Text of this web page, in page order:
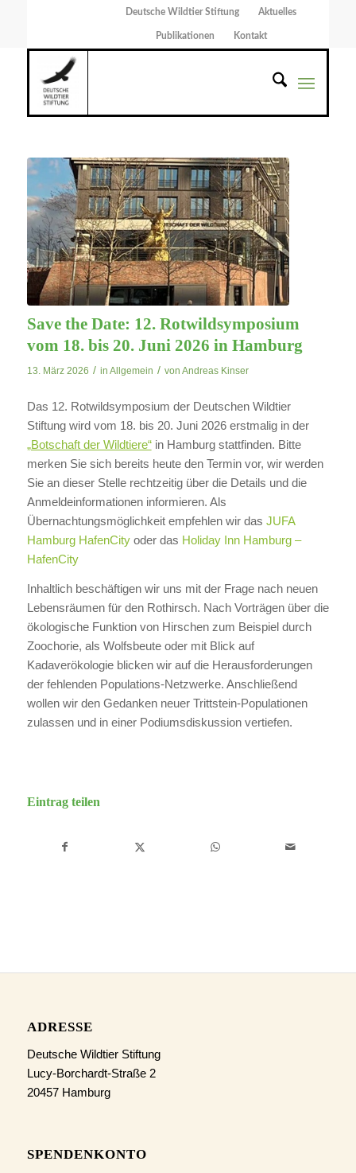
Deutsche Wildtier Stiftung Aktuelles
Publikationen Kontakt
Save the Date: 12. Rotwildsymposium
vom 18. bis 20. Juni 2026 in Hamburg
13. März 2026 / in Allgemein / von Andreas Kinser
Das 12. Rotwildsymposium der Deutschen Wildtier
Stiftung wird vom 18. bis 20. Juni 2026 erstmalig in der
„Botschaft der Wildtiere“in Hamburg stattfinden. Bitte
merken Sie sich bereits heute den Termin vor, wir werden
Sie an dieser Stelle rechtzeitig über die Details und die
Anmeldeinformationen informieren. Als
Übernachtungsmöglichkeit empfehlen wir das JUFA
Hamburg HafenCityoder das Holiday Inn Hamburg –
HafenCity
Inhaltlich beschäftigen wir uns mit der Frage nach neuen
Lebensräumen für den Rothirsch. Nach Vorträgen über die
ökologische Funktion von Hirschen zum Beispiel durch
Zoochorie, als Wolfsbeute oder mit Blick auf
Kadaverökologie blicken wir auf die Herausforderungen
der fehlenden Populations-Netzwerke. Anschließend
wollen wir den Gedanken neuer Trittstein-Populationen
zulassen und in einer Podiumsdiskussion vertiefen.
Eintrag teilen
ADRESSE
Deutsche Wildtier Stiftung
Lucy-Borchardt-Straße 2
20457 Hamburg
SPENDENKONTO